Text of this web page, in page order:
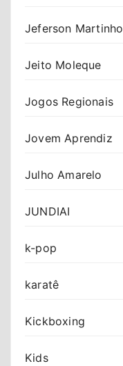
Jeferson Martinho
Jeito Moleque
Jogos Regionais
Jovem Aprendiz
Julho Amarelo
JUNDIAI
k-pop
karatê
Kickboxing
Kids